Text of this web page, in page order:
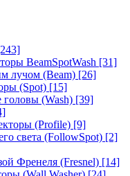
BeamSpotWash [31]
лучом (Beam) [26]
(Spot) [15]
головы (Wash) [39]
(Profile) [9]
света (FollowSpot) [2]
Френеля (Fresnel) [14]